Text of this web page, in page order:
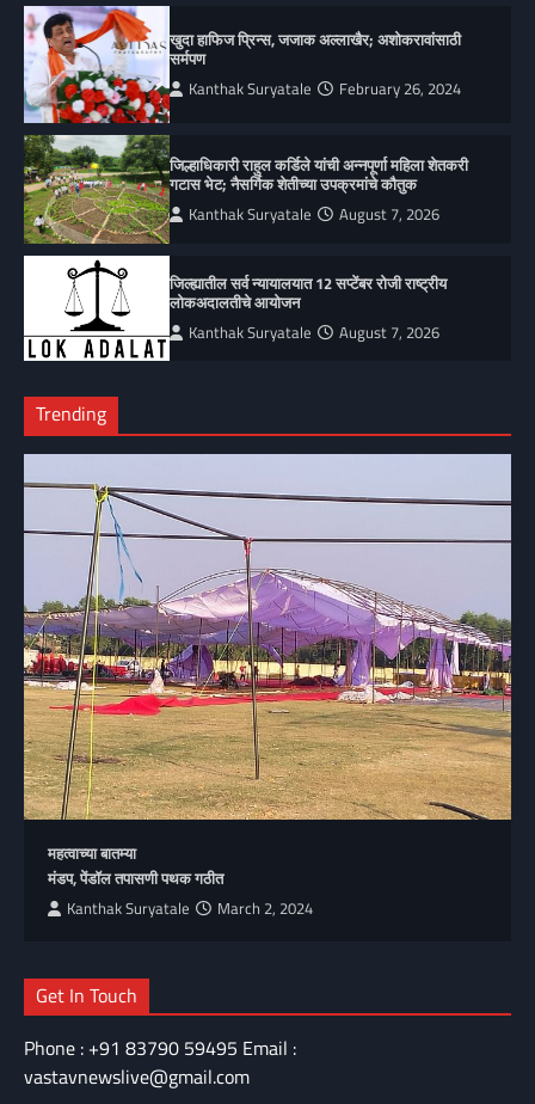
खुदा हाफिज प्रिन्स, जजाक अल्लाखैर; अशोकरावांसाठी
सर्मपण
Kanthak Suryatale February 26, 2024
जिल्हाधिकारी राहुल कर्डिले यांची अन्नपूर्णा महिला शेतकरी
गटास भेट; नैसर्गिक शेतीच्या उपक्रमांचे कौतुक
Kanthak Suryatale August 7, 2026
जिल्ह्यातील सर्व न्यायालयात 12 सप्टेंबर रोजी राष्ट्रीय
लोकअदालतीचे आयोजन
Kanthak Suryatale August 7, 2026
Trending
महत्वाच्या बातम्या
मंडप, पेंडॉल तपासणी पथक गठीत
Kanthak Suryatale March 2, 2024
Get In Touch
Phone : +91 83790 59495 Email :
vastavnewslive@gmail.com